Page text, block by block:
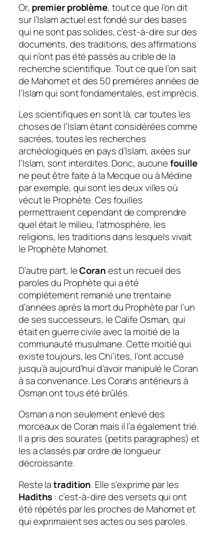
Or, premier problème, tout ce que l’on dit
sur l’Islam actuel est fondé sur des bases
qui ne sont pas solides, c’est-à-dire sur des
documents, des traditions, des affirmations
qui n’ont pas été passés au crible de la
recherche scientifique. Tout ce que l’on sait
de Mahomet et des 50 premières années de
l’Islam qui sont fondamentales, est imprécis.
Les scientifiques en sont là, car toutes les
choses de l’Islam étant considérées comme
sacrées, toutes les recherches
archéologiques en pays d’Islam, axées sur
l’Islam, sont interdites. Donc, aucunefouille
ne peut être faite à la Mecque ou à Médine
par exemple, qui sont les deux villes où
vécut le Prophète. Ces fouilles
permettraient cependant de comprendre
quel était le milieu, l’atmosphère, les
religions, les traditions dans lesquels vivait
le Prophète Mahomet.
D’autre part, leCoranest un recueil des
paroles du Prophète qui a été
complètement remanié une trentaine
d’années après la mort du Prophète par l’un
de ses successeurs, le Calife Osman, qui
était en guerre civile avec la moitié de la
communauté musulmane. Cette moitié qui
existe toujours, les Chi’ites, l’ont accusé
jusqu’à aujourd’hui d’avoir manipulé le Coran
à sa convenance. Les Corans antérieurs à
Osman ont tous été brûlés.
Osman a non seulement enlevé des
morceaux de Coran mais il l’a également trié.
Il a pris des sourates (petits paragraphes) et
les a classés par ordre de longueur
décroissante.
Reste latradition. Elle s’exprime par les
Hadiths : c’est-à-dire des versets qui ont
été répétés par les proches de Mahomet et
qui exprimaient ses actes ou ses paroles.